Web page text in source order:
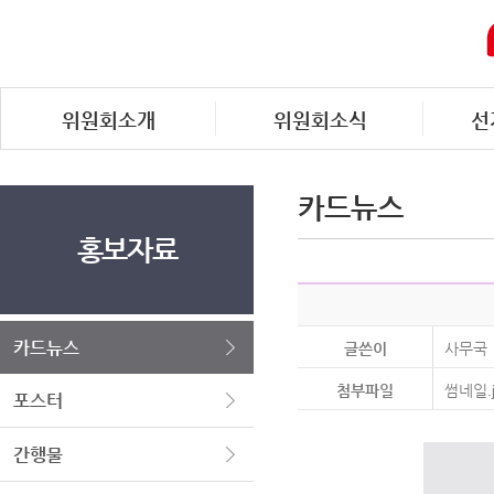
위원회소개 위원회소식
홍보자료
카드뉴스
포스터
간행물
카드뉴스
글쓴이 사무국
첨부파일 썸네일